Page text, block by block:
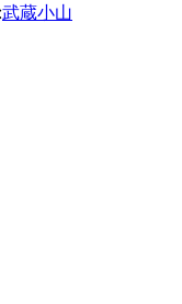
武蔵小山